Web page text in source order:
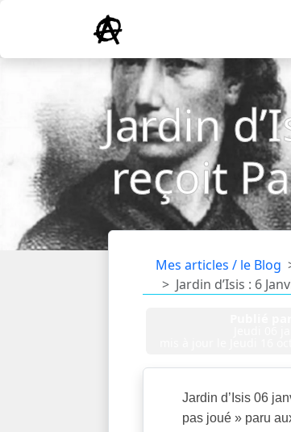
Jardin
reçoit
Mes articles / le Blog
Jardin d’Isis : 6
Jeudi 06
Jardin d’Isis 06
pas joué » paru